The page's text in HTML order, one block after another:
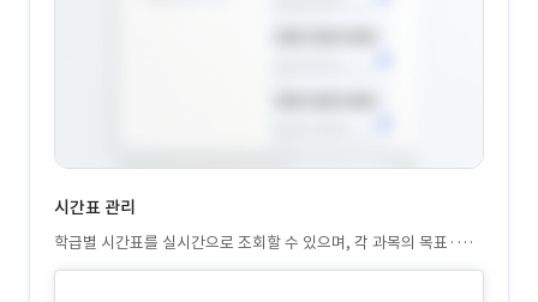
시간표 관리
학급별 시간표를 실시간으로 조회할 수 있으며, 각 과목의 목표·교
재·수업 내용을 상세히 확인 가능